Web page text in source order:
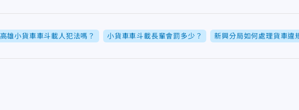
高雄小貨車車斗載人犯法嗎？ 小貨車車斗載長輩會罰多少？ 新興分局如何處理貨車違